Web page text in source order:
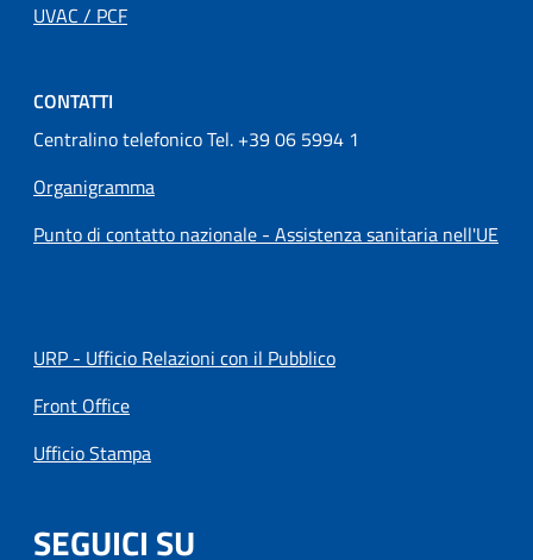
UVAC / PCF
CONTATTI
Centralino telefonico Tel. +39 06 5994 1
Organigramma
Punto di contatto nazionale - Assistenza sanitaria nell'UE
URP - Ufficio Relazioni con il Pubblico
Front Office
Ufficio Stampa
SEGUICI SU